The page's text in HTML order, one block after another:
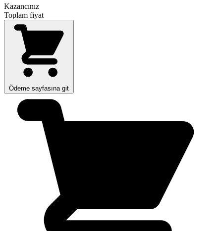
Kazancınız
Toplam fiyat
Ödeme sayfasına git